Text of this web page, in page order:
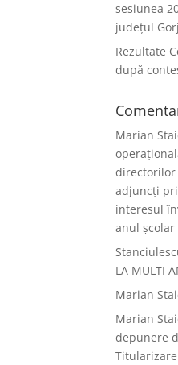
sesiunea
județul Gorj
Rezultate
după
Marian
adjuncți
interesul
anul școlar
LA MULTI
Marian
Marian
depunere